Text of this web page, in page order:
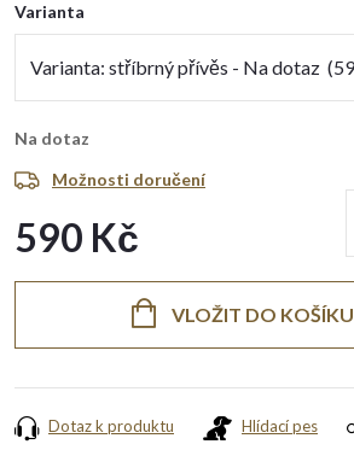
Varianta
Na dotaz
Možnosti doručení
590 Kč
VLOŽIT DO KOŠÍKU
Dotaz k produktu Hlídací pes